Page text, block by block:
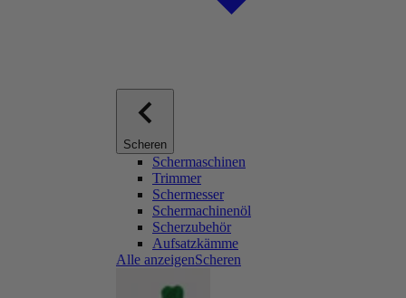
Scheren
Schermaschinen
Trimmer
Schermesser
Schermachinenöl
Scherzubehör
Aufsatzkämme
Alle anzeigenScheren